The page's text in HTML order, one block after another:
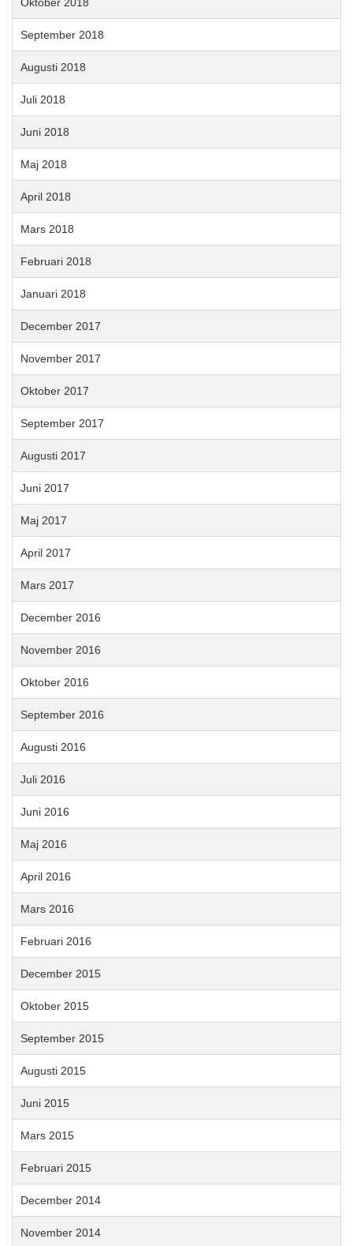
September 2018
Augusti 2018
Juli 2018
Juni 2018
Maj 2018
April 2018
Mars 2018
Februari 2018
Januari 2018
December 2017
November 2017
Oktober 2017
September 2017
Augusti 2017
Juni 2017
Maj 2017
April 2017
Mars 2017
December 2016
November 2016
Oktober 2016
September 2016
Augusti 2016
Juli 2016
Juni 2016
Maj 2016
April 2016
Mars 2016
Februari 2016
December 2015
Oktober 2015
September 2015
Augusti 2015
Juni 2015
Mars 2015
Februari 2015
December 2014
November 2014